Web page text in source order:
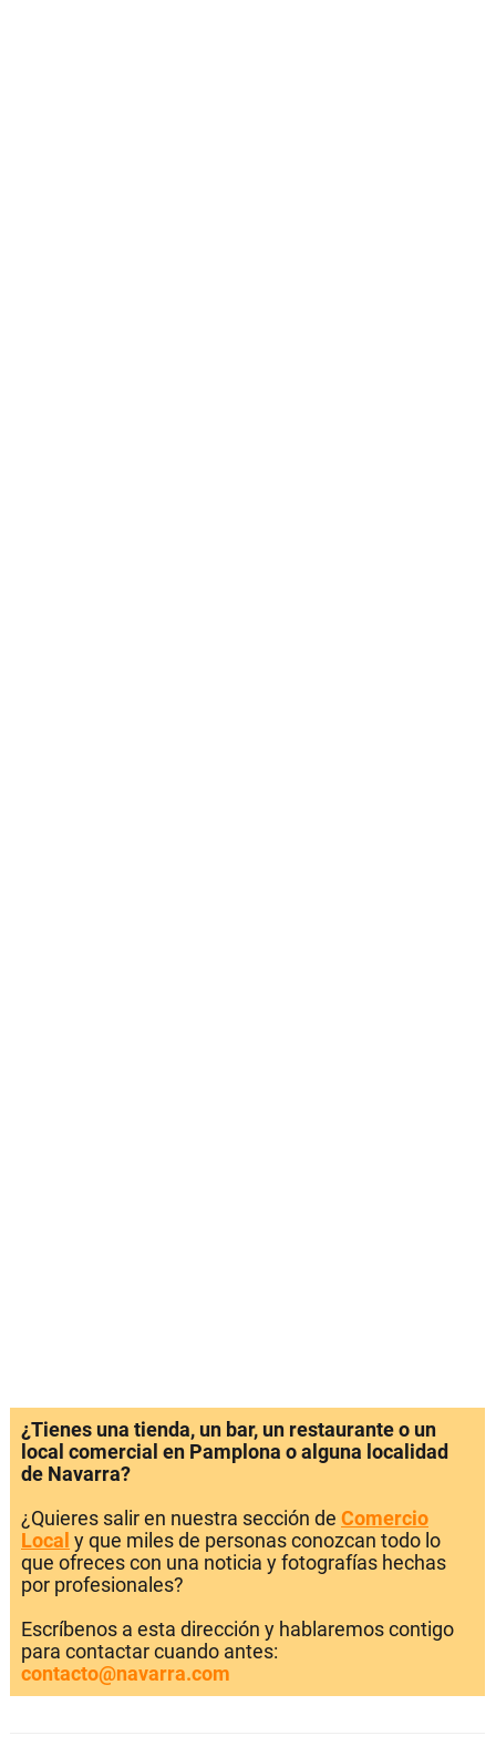
¿Tienes una tienda, un bar, un restaurante o un
local comercial en Pamplona o alguna localidad
de Navarra?
¿Quieres salir en nuestra sección de Comercio
Local y que miles de personas conozcan todo lo
que ofreces con una noticia y fotografías hechas
por profesionales?
Escríbenos a esta dirección y hablaremos contigo
para contactar cuando antes:
contacto@navarra.com